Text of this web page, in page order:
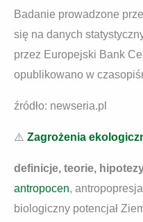
Badanie prowadzone
się na danych
przez Europejski Bank
opublikowano w
źródło: newseria.pl
⚠️ Zagrożenia
definicje, teorie,
antropocen,
biologiczny potencjał